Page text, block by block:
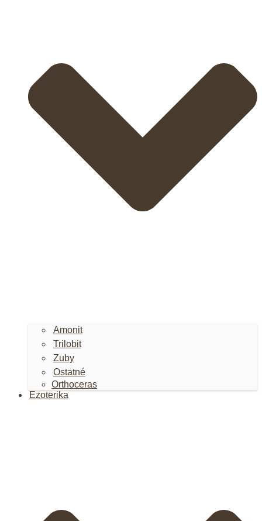
Amonit
Trilobit
Zuby
Ostatné
Orthoceras
Ezoterika